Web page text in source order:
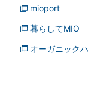
mioport
暮らしてMIO
オーガニック